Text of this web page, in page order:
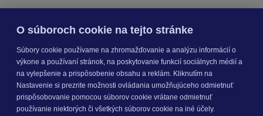
OdoberajteNOVINKY
O nás
Prihlásiť sa
O súboroch cookie na tejto stránke
Súbory cookie používame na zhromažďovanie a analýzu informácií o
výkone a používaní stránok, na poskytovanie funkcií sociálnych médií a
na vylepšenie a prispôsobenie obsahu a reklám. Kliknutím na
Nastavenie si prezrite možnosti ovládania umožňujúceho odmietnuť
prispôsobovanie pomocou súborov cookie vrátane odmietnuť
používanie niektorých či všetkých súborov cookie na iné účely.